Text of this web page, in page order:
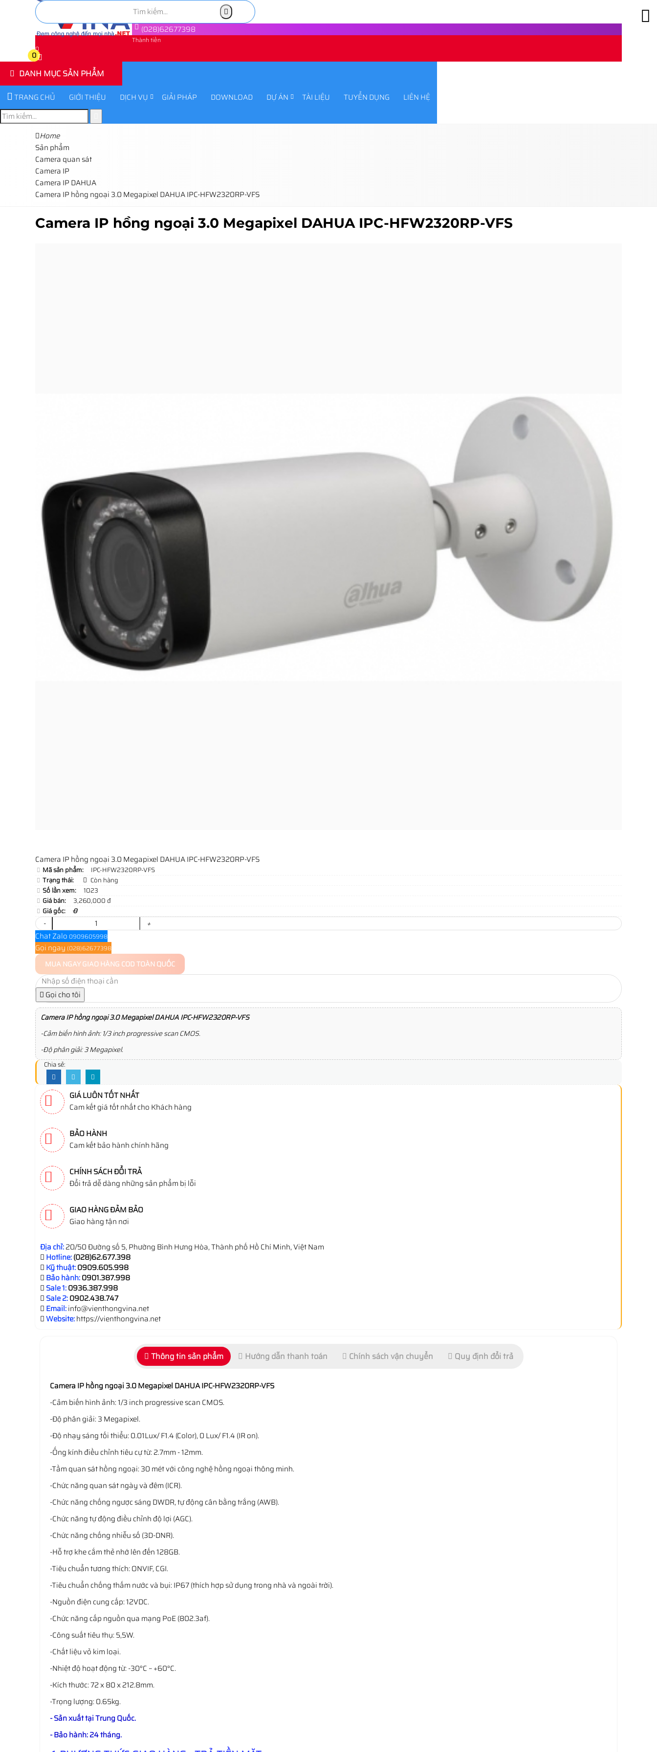
(028)62677398
Thành tiền
0
0
DANH MỤC SẢN PHẨM
TRANG CHỦ GIỚI THIỆU DỊCH VỤ GIẢI PHÁP DOWNLOAD DỰ ÁN TÀI LIỆU TUYỂN DỤNG LIÊN HỆ
Home
Sản phẩm
Camera quan sát
Camera IP
Camera IP DAHUA
Camera IP hồng ngoại 3.0 Megapixel DAHUA IPC-HFW2320RP-VFS
Camera IP hồng ngoại 3.0 Megapixel DAHUA IPC-HFW2320RP-VFS
Camera IP hồng ngoại 3.0 Megapixel DAHUA IPC-HFW2320RP-VFS
Mã sản phẩm:
IPC-HFW2320RP-VFS
Trạng thái:
Còn hàng
Số lần xem:
1023
Giá bán:
3,260,000 đ
Giá gốc:
0
-
+
Chat Zalo 0909605998
Gọi ngay (028)62677398
MUA NGAYGIAO HÀNG COD TOÀN QUỐC
Gọi cho tôi
Camera IP hồng ngoại 3.0 Megapixel DAHUA IPC-HFW2320RP-VFS
-Cảm biến hình ảnh: 1/3 inch progressive scan CMOS.
-Độ phân giải: 3 Megapixel.
Chia sẻ:
GIÁ LUÔN TỐT NHẤT
Cam kết giá tốt nhất cho Khách hàng
BẢO HÀNH
Cam kết bảo hành chính hãng
CHÍNH SÁCH ĐỔI TRẢ
Đổi trả dễ dàng những sản phẩm bị lỗi
GIAO HÀNG ĐẢM BẢO
Giao hàng tận nơi
Địa chỉ:20/50 Đường số 5, Phường Bình Hưng Hòa, Thành phố Hồ Chí Minh, Việt Nam
Hotline:(028)62.677.398
Kỹ thuật:0909.605.998
Bảo hành:0901.387.998
Sale 1:0936.387.998
Sale 2:0902.438.747
Email:info@vienthongvina.net
Website:https://vienthongvina.net
Thông tin sản phẩm Hướng dẫn thanh toán Chính sách vận chuyển Quy định đổi trả
Camera IP hồng ngoại 3.0 Megapixel DAHUA IPC-HFW2320RP-VFS
-Cảm biến hình ảnh: 1/3 inch progressive scan CMOS.
-Độ phân giải: 3 Megapixel.
-Độ nhạy sáng tối thiểu: 0.01Lux/ F1.4 (Color), 0 Lux/ F1.4 (IR on).
-Ống kính điều chỉnh tiêu cự từ: 2.7mm - 12mm.
-Tầm quan sát hồng ngoại: 30 mét với công nghệ hồng ngoại thông minh.
-Chức năng quan sát ngày và đêm (ICR).
-Chức năng chống ngược sáng DWDR, tự động cân bằng trắng (AWB).
-Chức năng tự động điều chỉnh độ lợi (AGC).
-Chức năng chống nhiễu số (3D-DNR).
-Hỗ trợ khe cắm thẻ nhớ lên đến 128GB.
-Tiêu chuẩn tương thích: ONVIF, CGI.
-Tiêu chuẩn chống thấm nước và bụi: IP67 (thích hợp sử dụng trong nhà và ngoài trời).
-Nguồn điện cung cấp: 12VDC.
-Chức năng cấp nguồn qua mạng PoE (802.3af).
-Công suất tiêu thụ: 5,5W.
-Chất liệu vỏ kim loại.
-Nhiệt độ hoạt động từ: -30°C ~ +60°C.
-Kích thước: 72 x 80 x 212.8mm.
-Trọng lượng: 0.65kg.
- Sản xuất tại Trung Quốc.
- Bảo hành: 24 tháng.